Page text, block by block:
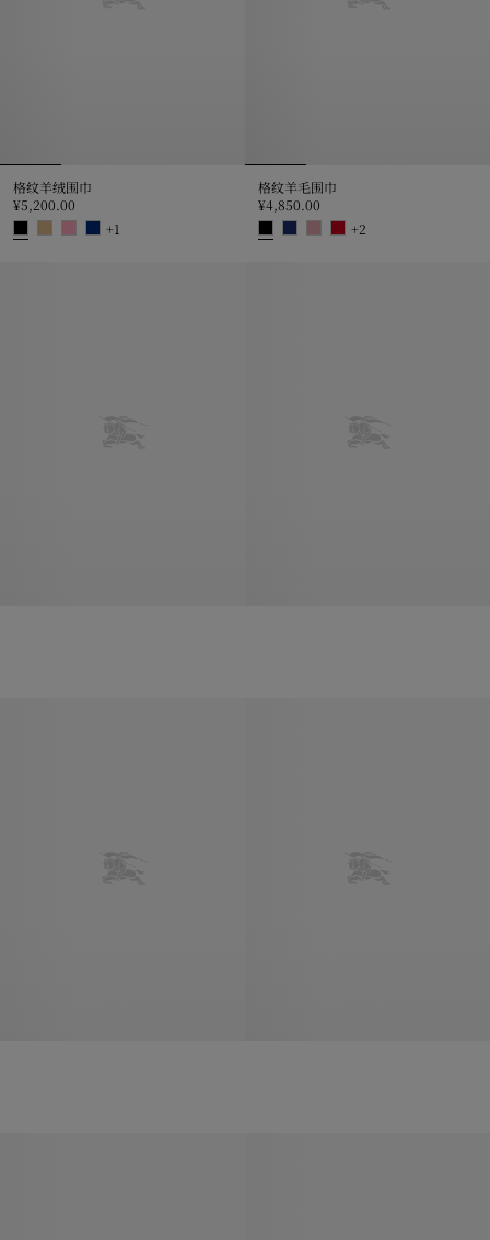
格纹羊绒围巾
¥5,200.00
+1
格纹羊毛围巾
¥4,850.00
+2